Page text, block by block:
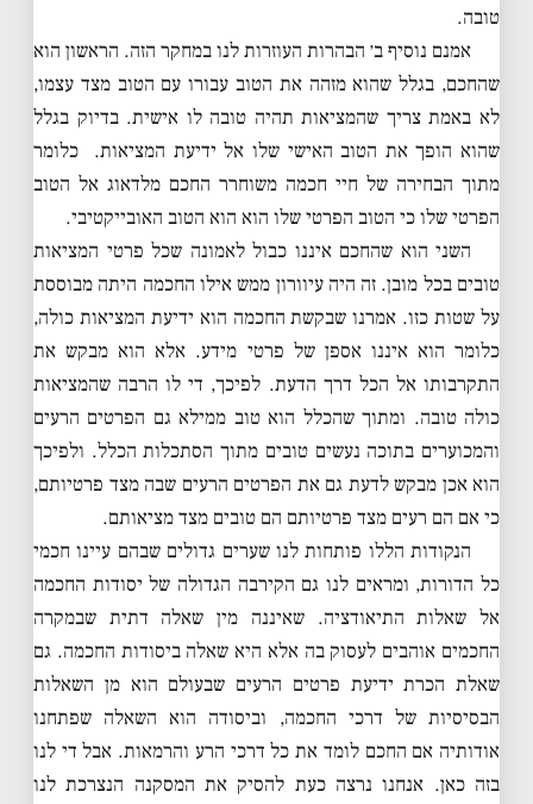
טובה.
אמנם נוסיף ב׳ הבהרות העוזרות לנו במחקר הזה. הראשון הוא
שהחכם, בגלל שהוא מזהה את הטוב עבורו עם הטוב מצד עצמו,
לא באמת צריך שהמציאות תהיה טובה לו אישית. בדיוק בגלל
שהוא הופך את הטוב האישי שלו אל ידיעת המציאות. כלומר
מתוך הבחירה של חיי חכמה משוחרר החכם מלדאוג אל הטוב
הפרטי שלו כי הטוב הפרטי שלו הוא הוא הטוב האובייקטיבי.
השני הוא שהחכם איננו כבול לאמונה שכל פרטי המציאות
טובים בכל מובן. זה היה עיוורון ממש אילו החכמה היתה מבוססת
על שטות כזו. אמרנו שבקשת החכמה הוא ידיעת המציאות כולה,
כלומר הוא איננו אספן של פרטי מידע. אלא הוא מבקש את
התקרבותו אל הכל דרך הדעת. לפיכך, די לו הרבה שהמציאות
כולה טובה. ומתוך שהכלל הוא טוב ממילא גם הפרטים הרעים
והמכוערים בתוכה נעשים טובים מתוך הסתכלות הכלל. ולפיכך
הוא אכן מבקש לדעת גם את הפרטים הרעים שבה מצד פרטיותם,
כי אם הם רעים מצד פרטיותם הם טובים מצד מציאותם.
הנקודות הללו פותחות לנו שערים גדולים שבהם עיינו חכמי
כל הדורות, ומראים לנו גם הקירבה הגדולה של יסודות החכמה
אל שאלות התיאודציה. שאיננה מין שאלה דתית שבמקרה
החכמים אוהבים לעסוק בה אלא היא שאלה ביסודות החכמה. גם
שאלת הכרת ידיעת פרטים הרעים שבעולם הוא מן השאלות
הבסיסיות של דרכי החכמה, וביסודה הוא השאלה שפתחנו
אודותיה אם החכם לומד את כל דרכי הרע והרמאות. אבל די לנו
בזה כאן. אנחנו נרצה כעת להסיק את המסקנה הנצרכת לנו